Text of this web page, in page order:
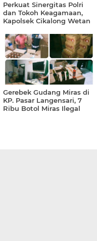
Perkuat Sinergitas Polri
dan Tokoh Keagamaan,
Kapolsek Cikalong Wetan
Babussalam, Mandalasari
Gerebek Gudang Miras di
KP. Pasar Langensari, 7
Ribu Botol Miras Ilegal